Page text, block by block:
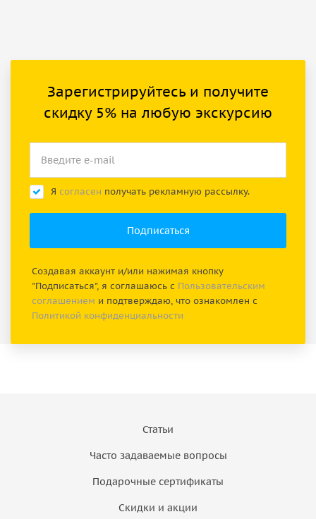
Зарегистрируйтесь и получите
скидку 5% на любую экскурсию
Я согласен получать рекламную рассылку.
Создавая аккаунт и/или нажимая кнопку
"Подписаться", я соглашаюсь с Пользовательским
соглашением и подтверждаю, что ознакомлен с
Политикой конфиденциальности
Статьи
Часто задаваемые вопросы
Подарочные сертификаты
Скидки и акции